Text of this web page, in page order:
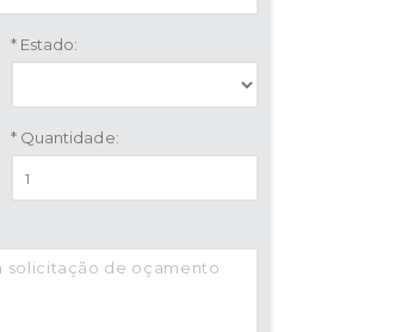
* Estado:
* Quantidade: